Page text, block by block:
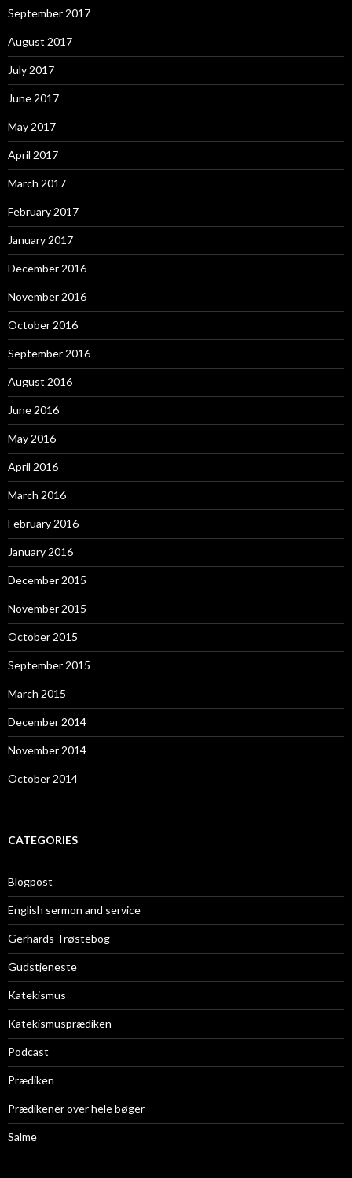
September 2017
August 2017
July 2017
June 2017
May 2017
April 2017
March 2017
February 2017
January 2017
December 2016
November 2016
October 2016
September 2016
August 2016
June 2016
May 2016
April 2016
March 2016
February 2016
January 2016
December 2015
November 2015
October 2015
September 2015
March 2015
December 2014
November 2014
October 2014
CATEGORIES
Blogpost
English sermon and service
Gerhards Trøstebog
Gudstjeneste
Katekismus
Katekismusprædiken
Podcast
Prædiken
Prædikener over hele bøger
Salme